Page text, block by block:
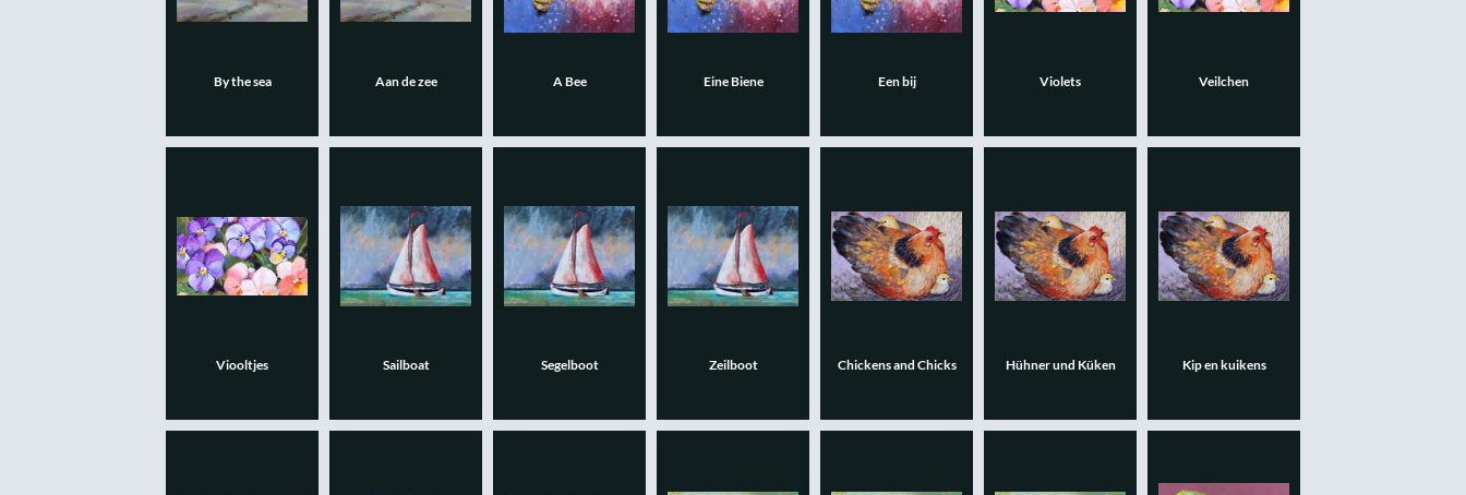
By the sea Aan de zee A Bee Eine Biene Een bij Violets Veilchen
Viooltjes Sailboat Segelboot Zeilboot Chickens and Chicks Hühner und Küken Kip en kuikens